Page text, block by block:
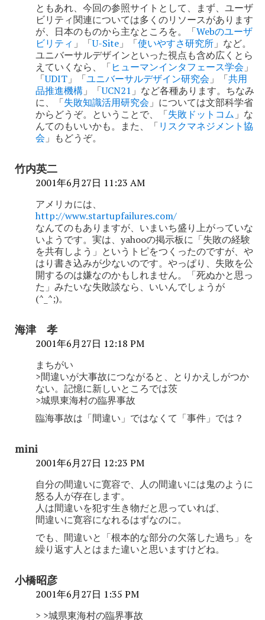
ともあれ、今回の参照サイトとして、まず、ユーザ
ビリティ関連については多くのリソースがあります
が、日本のものから主なところを。「Webのユーザ
ビリティ 」「U-Site 」「使いやすさ研究所 」など。
ユニバーサルデザインといった視点も含め広くとら
えていくなら、「ヒューマンインタフェース学会 」
「UDIT 」「ユニバーサルデザイン研究会 」「共用
品推進機構 」「UCN21 」など各種あります。ちなみ
に、「失敗知識活用研究会 」については文部科学省
からどうぞ。ということで、「失敗ドットコム 」な
んてのもいいかも。また、「リスクマネジメント協
会 」もどうぞ。
竹内英二
2001年6月27日 11:23 AM
アメリカには、
http://www.startupfailures.com/
なんてのもありますが、いまいち盛り上がっていな
いようです。実は、yahooの掲示板に「失敗の経験
を共有しよう」というトピをつくったのですが、や
はり書き込みが少ないのです。やっぱり、失敗を公
開するのは嫌なのかもしれません。「死ぬかと思っ
た」みたいな失敗談なら、いいんでしょうが
(^_^;)。
海津 孝
2001年6月27日 12:18 PM
まちがい
>間違いが大事故につながると、とりかえしがつか
ない。記憶に新しいところでは茨
>城県東海村の臨界事故
臨海事故は「間違い」ではなくて「事件」では？
mini
2001年6月27日 12:23 PM
自分の間違いに寛容で、人の間違いには鬼のように
怒る人が存在します。
人は間違いを犯す生き物だと思っていれば、
間違いに寛容になれるはずなのに。
でも、間違いと「根本的な部分の欠落した過ち」を
繰り返す人とはまた違いと思いますけどね。
小橋昭彦
2001年6月27日 1:35 PM
> >城県東海村の臨界事故